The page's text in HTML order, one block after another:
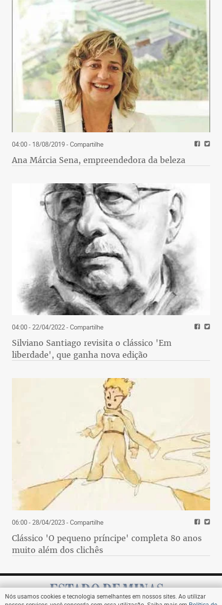
04:00 - 18/08/2019- Compartilhe
Ana Márcia Sena, empreendedora da beleza
04:00 - 22/04/2022- Compartilhe
Silviano Santiago revisita o clássico 'Em
liberdade', que ganha nova edição
06:00 - 28/04/2023- Compartilhe
Clássico 'O pequeno príncipe' completa 80 anos
muito além dos clichês
Nós usamos cookies e tecnologia semelhantes em nossos sites. Ao utilizar